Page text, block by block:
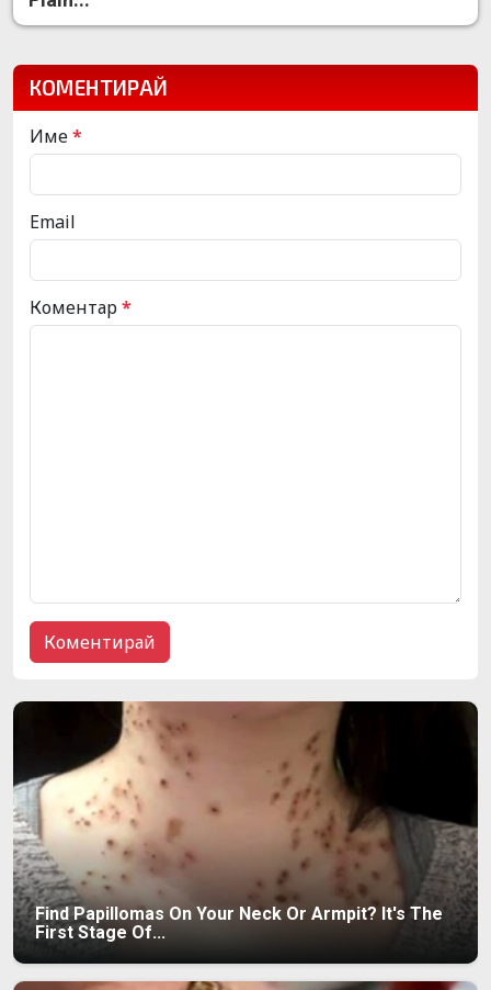
КОМЕНТИРАЙ
Име*
Email
Коментар*
Find Papillomas On Your Neck Or Armpit? It's The
First Stage Of...